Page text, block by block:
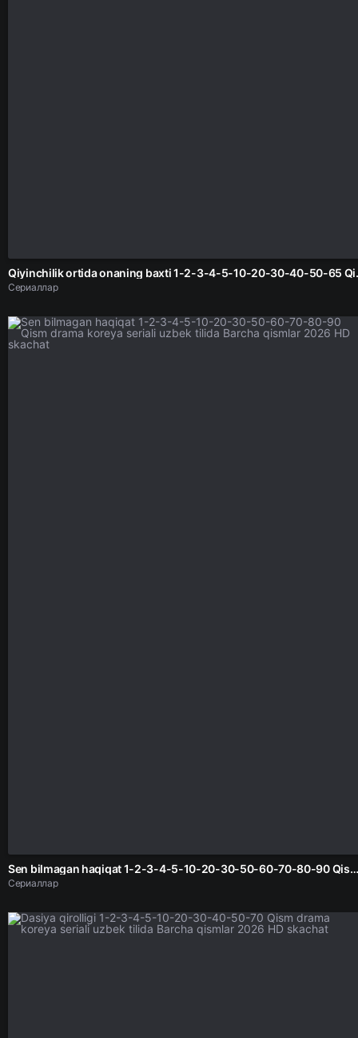
Qiyinchilik ortida
Сериаллар
Sen bilmagan haqiqat 1-2-3-4-5-10-20-30-50-60-70-80-90 Qism drama koreya seriali uzbek tilida Barcha qismlar 2026 HD skachat
Сериаллар